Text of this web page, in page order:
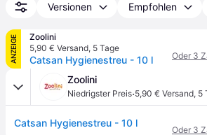
Versionen Empfohlen
ANZEIGE
Zoolini
5,90 € Versand, 5 Tage
Catsan Hygienestreu - 10 l Oder 3
Zoolini
Niedrigster Preis·5,90 € Versand, 5
Catsan Hygienestreu - 10 l
Oder 3